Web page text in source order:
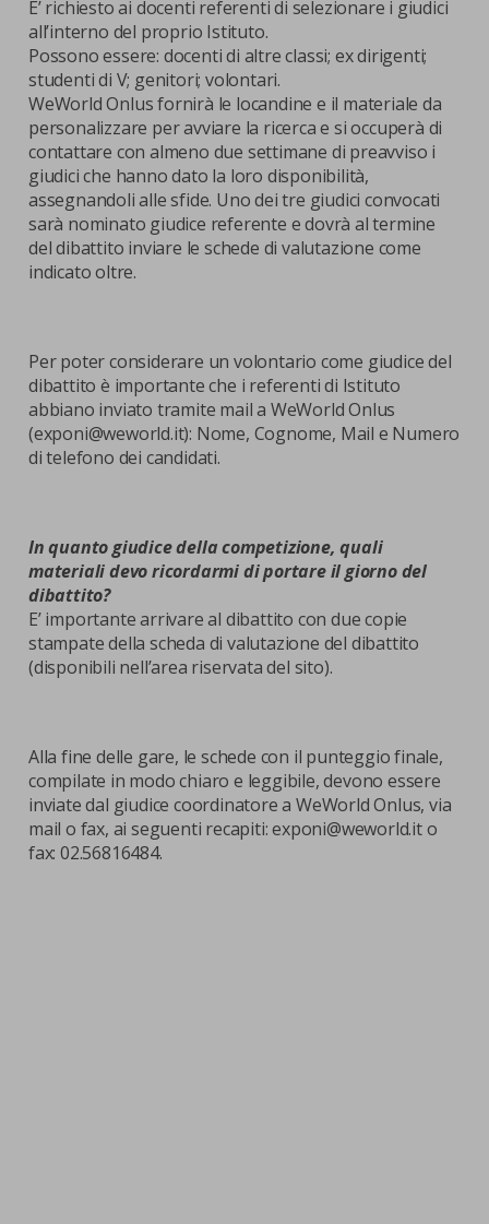
E’ richiesto ai docenti referenti di selezionare i giudici
all’interno del proprio Istituto.
Possono essere: docenti di altre classi; ex dirigenti;
studenti di V; genitori; volontari.
WeWorld Onlus fornirà le locandine e il materiale da
personalizzare per avviare la ricerca e si occuperà di
contattare con almeno due settimane di preavviso i
giudici che hanno dato la loro disponibilità,
assegnandoli alle sfide. Uno dei tre giudici convocati
sarà nominato giudice referente e dovrà al termine
del dibattito inviare le schede di valutazione come
indicato oltre.
Per poter considerare un volontario come giudice del
dibattito è importante che i referenti di Istituto
abbiano inviato tramite mail a WeWorld Onlus
(exponi@weworld.it): Nome, Cognome, Mail e Numero
di telefono dei candidati.
In quanto giudice della competizione, quali
materiali devo ricordarmi di portare il giorno del
dibattito?
E’ importante arrivare al dibattito con due copie
stampate della scheda di valutazione del dibattito
(disponibili nell’area riservata del sito).
Alla fine delle gare, le schede con il punteggio finale,
compilate in modo chiaro e leggibile, devono essere
inviate dal giudice coordinatore a WeWorld Onlus, via
mail o fax, ai seguenti recapiti: exponi@weworld.it o
fax: 02.56816484.